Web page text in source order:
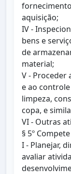
aquisição;
IV -
bens e
de
material;
V - Proceder
e ao
limpeza,
copa, e
VI - Outras
§ 5º
I - Planejar,
avaliar